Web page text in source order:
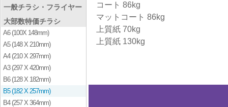
一般チラシ・フライヤー
大部数特価チラシ
A6 (100X 148mm)
A5 (148 X 210mm)
A4 (210 X 297mm)
A3 (297 X 420mm)
B6 (128 X 182mm)
B5 (182 X 257mm)
B4 (257 X 364mm)
コート 86kg
マットコート 86kg
上質紙 70kg
上質紙 130kg